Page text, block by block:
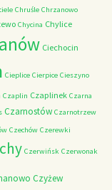
Chruśle Chrzanowo
Chycina Chylice
Ciechocin
Cieplice Cierpice Cieszyno
Czaplin Czaplinek Czarna
Czarnostów Czarnotrzew
Czechów Czerewki
Czerwińsk Czerwonak
Czyżew